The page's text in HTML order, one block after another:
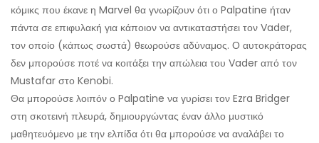
κόμικς που έκανε η Marvel θα γνωρίζουν ότι ο Palpatine ήταν
πάντα σε επιφυλακή για κάποιον να αντικαταστήσει τον Vader,
τον οποίο (κάπως σωστά) θεωρούσε αδύναμος. Ο αυτοκράτορας
δεν μπορούσε ποτέ να κοιτάξει την απώλεια του Vader από τον
Mustafar στο Kenobi.
Θα μπορούσε λοιπόν ο Palpatine να γυρίσει τον Ezra Bridger
στη σκοτεινή πλευρά, δημιουργώντας έναν άλλο μυστικό
μαθητευόμενο με την ελπίδα ότι θα μπορούσε να αναλάβει το